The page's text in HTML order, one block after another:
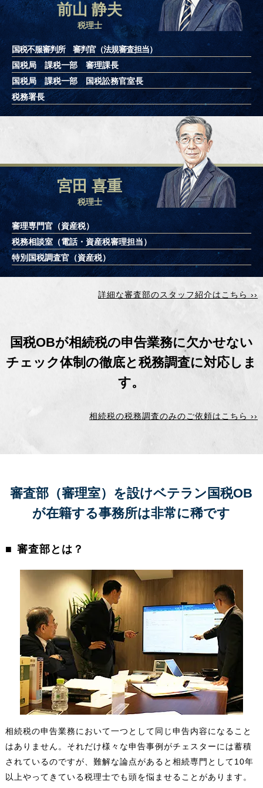
前山 静夫
税理士
国税不服審判所 審判官（法規審査担当）
国税局 課税一部 審理課長
国税局 課税一部 国税訟務官室長
税務署長
宮田 喜重
税理士
審理専門官（資産税）
税務相談室（電話・資産税審理担当）
特別国税調査官（資産税）
詳細な審査部のスタッフ紹介はこちら ››
国税OBが相続税の申告業務に欠かせない
チェック体制の徹底と税務調査に対応しま
す。
相続税の税務調査のみのご依頼はこちら ››
審査部（審理室）を設けベテラン国税OB
が在籍する事務所は非常に稀です
審査部とは？
相続税の申告業務において一つとして同じ申告内容になること
はありません。それだけ様々な申告事例がチェスターには蓄積
されているのですが、難解な論点があると相続専門として10年
以上やってきている税理士でも頭を悩ませることがあります。